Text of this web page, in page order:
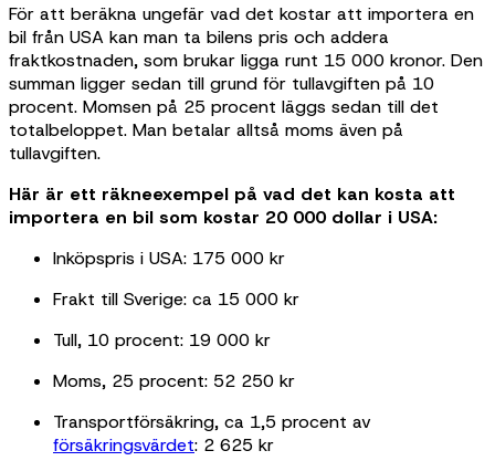
För att beräkna ungefär vad det kostar att importera en
bil från USA kan man ta bilens pris och addera
fraktkostnaden, som brukar ligga runt 15 000 kronor. Den
summan ligger sedan till grund för tullavgiften på 10
procent. Momsen på 25 procent läggs sedan till det
totalbeloppet. Man betalar alltså moms även på
tullavgiften.
Här är ett räkneexempel på vad det kan kosta att
importera en bil som kostar 20 000 dollar i USA:
Inköpspris i USA: 175 000 kr
Frakt till Sverige: ca 15 000 kr
Tull, 10 procent: 19 000 kr
Moms, 25 procent: 52 250 kr
Transportförsäkring, ca 1,5 procent av
försäkringsvärdet: 2 625 kr